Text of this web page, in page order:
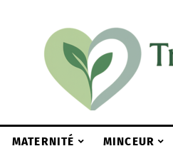
MATERNITÉ MINCEUR